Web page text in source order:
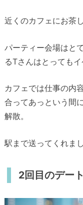
近くのカフェにお茶
パーティー会場はと
るTさんはとってもイ
カフェでは仕事の内
合ってあっという間
解散。
駅まで送ってくれまし
2回目のデート